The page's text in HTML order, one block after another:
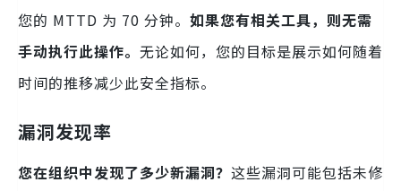
您的 MTTD 为 70 分钟。 如果您有相关工具，则无需
手动执行此操作。 无论如何，您的目标是展示如何随着
时间的推移减少此安全指标。
漏洞发现率
您在组织中发现了多少新漏洞？ 这些漏洞可能包括未修